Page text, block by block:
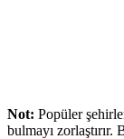
Not: Popüler
bulmayı